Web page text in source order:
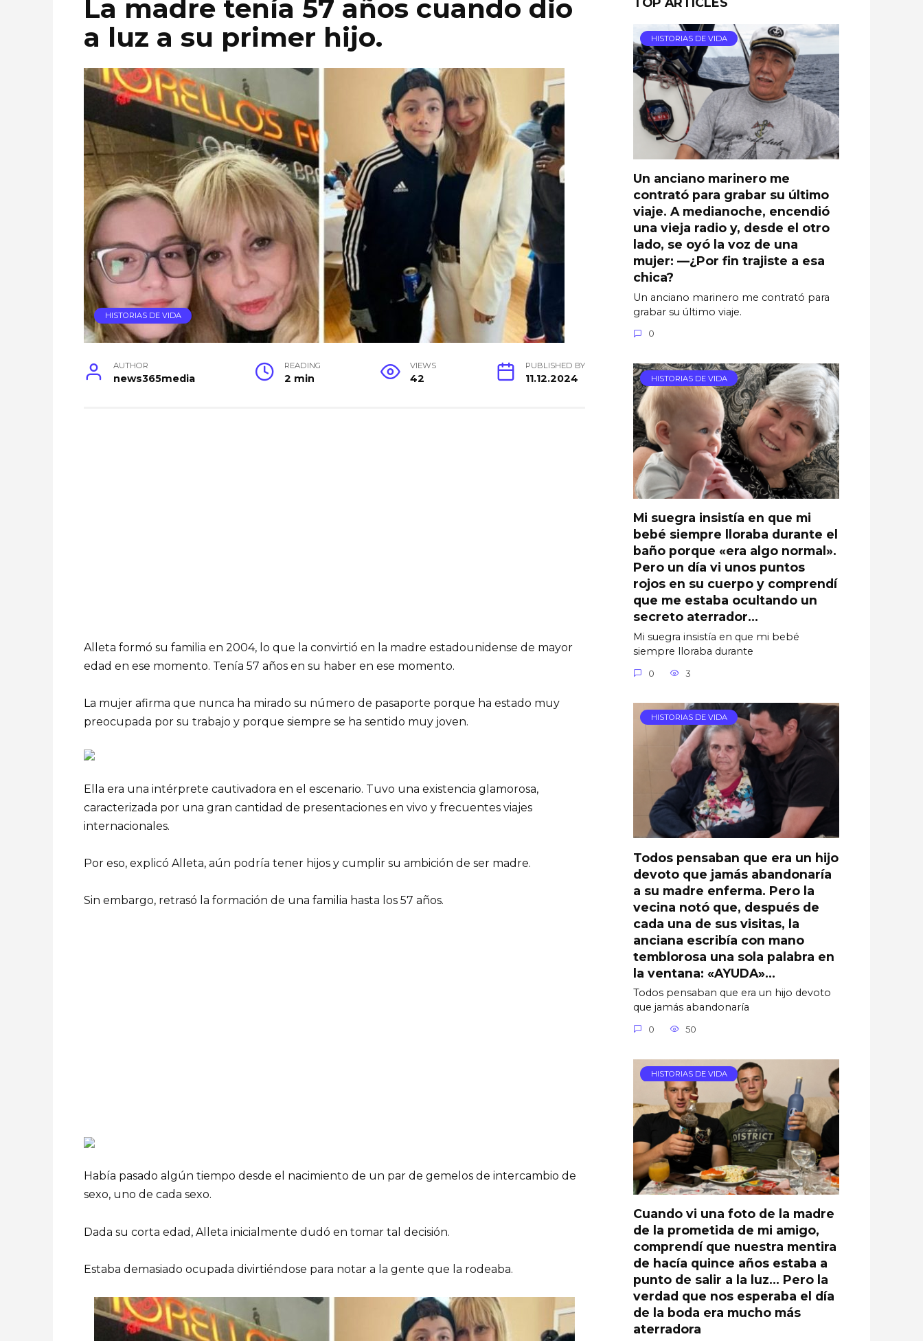
La madre tenía 57 años cuando dio
a luz a su primer hijo.
HISTORIAS DE VIDA
AUTHOR
news365media
READING
2 min
VIEWS
42
PUBLISHED BY
11.12.2024
Alleta formó su familia en 2004, lo que la convirtió en la madre estadounidense de mayor
edad en ese momento. Tenía 57 años en su haber en ese momento.
La mujer afirma que nunca ha mirado su número de pasaporte porque ha estado muy
preocupada por su trabajo y porque siempre se ha sentido muy joven.
Ella era una intérprete cautivadora en el escenario. Tuvo una existencia glamorosa,
caracterizada por una gran cantidad de presentaciones en vivo y frecuentes viajes
internacionales.
Por eso, explicó Alleta, aún podría tener hijos y cumplir su ambición de ser madre.
Sin embargo, retrasó la formación de una familia hasta los 57 años.
Había pasado algún tiempo desde el nacimiento de un par de gemelos de intercambio de
sexo, uno de cada sexo.
Dada su corta edad, Alleta inicialmente dudó en tomar tal decisión.
Estaba demasiado ocupada divirtiéndose para notar a la gente que la rodeaba.
HISTORIAS DE VIDA
Un anciano marinero me
contrató para grabar su último
viaje. A medianoche, encendió
una vieja radio y, desde el otro
lado, se oyó la voz de una
mujer: —¿Por fin trajiste a esa
chica?
Un anciano marinero me contrató para
grabar su último viaje.
0
HISTORIAS DE VIDA
Mi suegra insistía en que mi
bebé siempre lloraba durante el
baño porque «era algo normal».
Pero un día vi unos puntos
rojos en su cuerpo y comprendí
que me estaba ocultando un
secreto aterrador…
Mi suegra insistía en que mi bebé
siempre lloraba durante
0 3
HISTORIAS DE VIDA
Todos pensaban que era un hijo
devoto que jamás abandonaría
a su madre enferma. Pero la
vecina notó que, después de
cada una de sus visitas, la
anciana escribía con mano
temblorosa una sola palabra en
la ventana: «AYUDA»…
Todos pensaban que era un hijo devoto
que jamás abandonaría
0 50
HISTORIAS DE VIDA
Cuando vi una foto de la madre
de la prometida de mi amigo,
comprendí que nuestra mentira
de hacía quince años estaba a
punto de salir a la luz… Pero la
verdad que nos esperaba el día
de la boda era mucho más
aterradora